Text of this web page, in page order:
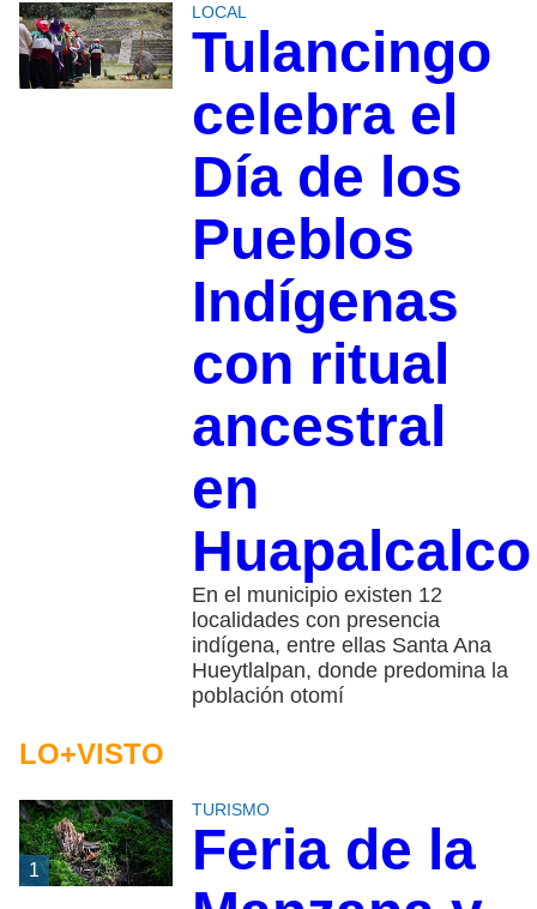
LOCAL
Tulancingo
celebra el
Día de los
Pueblos
Indígenas
con ritual
ancestral
en
Huapalcalco
En el municipio existen 12
localidades con presencia
indígena, entre ellas Santa Ana
Hueytlalpan, donde predomina la
población otomí
LO+VISTO
1
TURISMO
Feria de la